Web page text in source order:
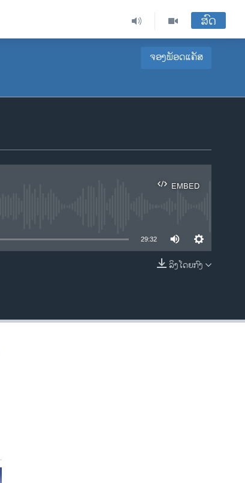
ສົດ
ຈອງພັອດແຄັສ
EMBED
EMBED
29:32
ລິງໂດຍກົງ